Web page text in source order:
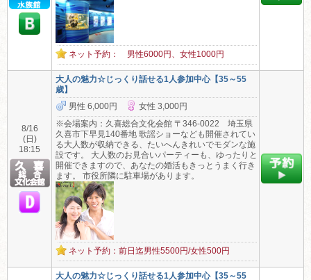
ネット予約： 男性6000円、女性1000円
8/16
(日)
18:15
大人の魅力☆じっくり話せる1人参加中心【35～55
歳】
男性 6,000円
女性 3,000円
※会場案内：久喜総合文化会館 〒346-0022 埼玉県
久喜市下早見140番地 歌謡ショーなども開催されてい
る大人数が収納できる、たいへんきれいでモダンな施
設です。 大人数のお見合いパーティーも、ゆったりと
開催できますので、あなたの婚活もきっとうまく行き
ます。 市役所隣に駐車場があります。
ネット予約：前日迄男性5500円/女性500円
大人の魅力☆じっくり話せる1人参加中心【35～55